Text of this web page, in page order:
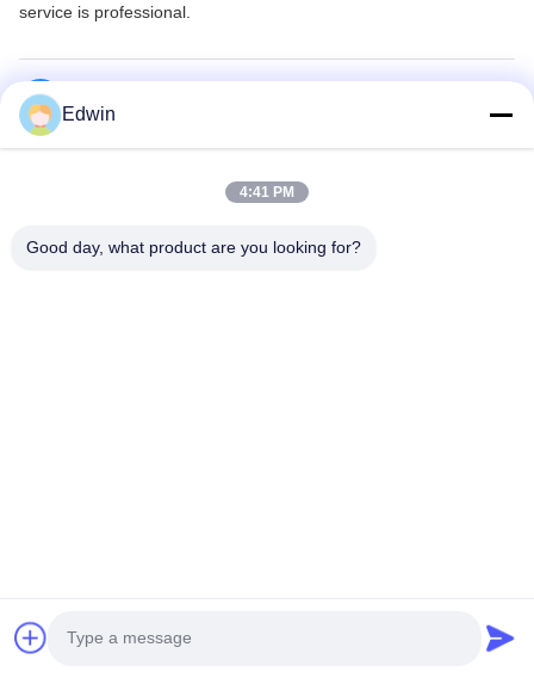
service is professional.
J
The product is excellent value for money and of very high quality!
We will continue to cooperate with this company for future
Edwin
4:41 PM
Good day, what product are you looking for?